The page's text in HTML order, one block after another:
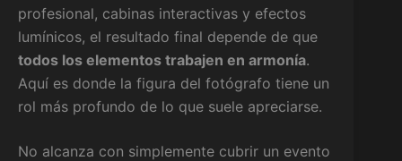
profesional, cabinas interactivas y efectos
lumínicos, el resultado final depende de que
todos los elementos trabajen en armonía.
Aquí es donde la figura del fotógrafo tiene un
rol más profundo de lo que suele apreciarse.
No alcanza con simplemente cubrir un evento